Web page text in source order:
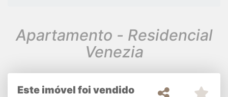
Apartamento - Residencial
Venezia
Este imóvel foi vendido